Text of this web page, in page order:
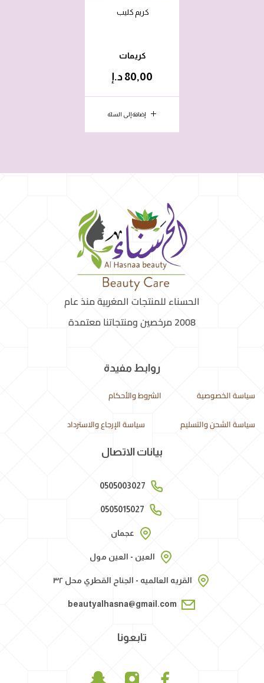
إضافة إلى السلة
كريم كليب
كريمات
80,00 د.إ
الحسناء للمنتجات المغربية منذ عام
2008 مرخصين ومنتجاتنا معتمدة
روابط مفيدة
سياسة الخصوصية الشروط والأحكام
سياسة الشحن والتسليم سياسة الإرجاع والاسترداد
بيانات الاتصال
0505003027
0505015027
عجمان
العين - العين مول
القريه العالميه - الجناح القطري محل ٣٢
beautyalhasna@gmail.com
تابعونا